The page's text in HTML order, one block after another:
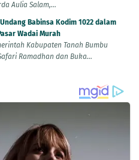
Aulia Salam,...
Babinsa Kodim 1022 dalam
Wadai Murah
Kabupaten Tanah Bumbu
Ramadhan dan Buka...